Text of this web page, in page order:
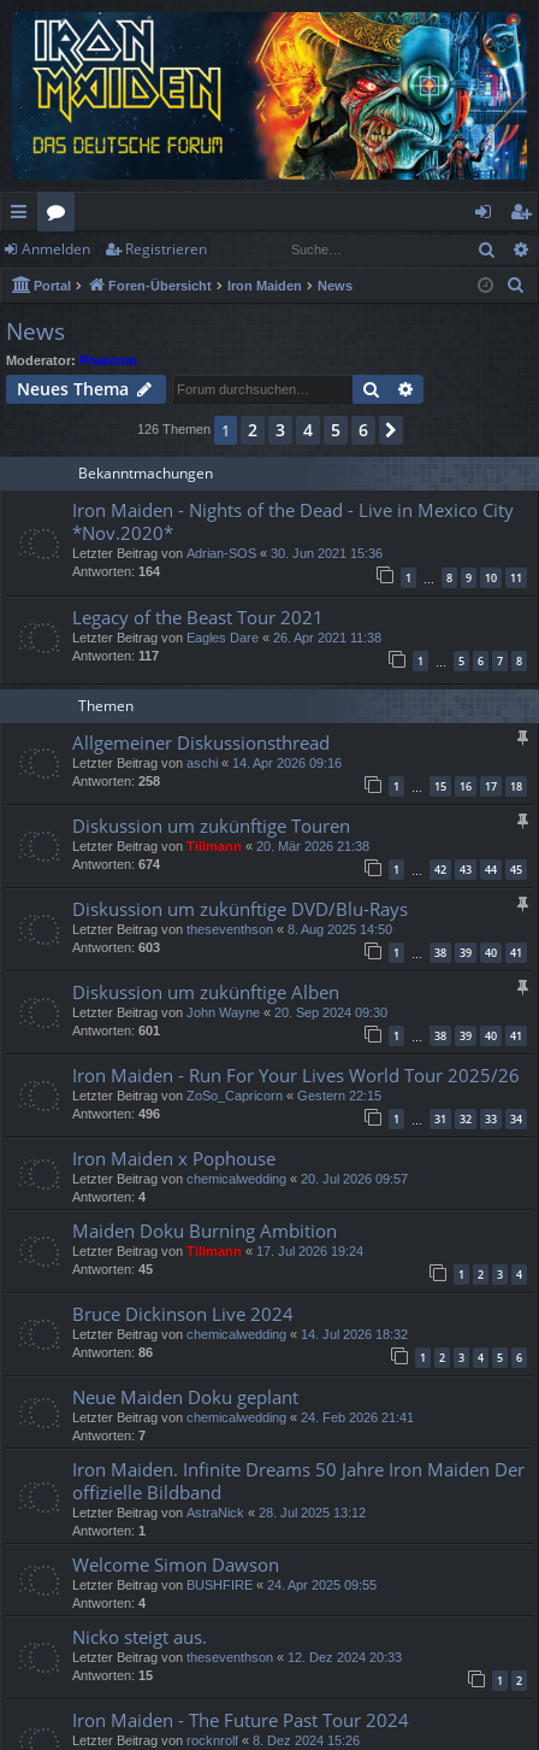
ch
ne
llz
ug
rif
or
en
n
m
eg
ist
Anmelden Registrieren
Portal Foren-Übersicht Iron Maiden News
News
Moderator: Phantom
Neues Thema Suche
126 Themen 1 2 3 4 5 6
Bekanntmachungen
Iron Maiden - Nights of the Dead - Live in Mexico City
*Nov.2020*
Letzter Beitrag von Adrian-SOS « 30. Jun 2021 15:36
Antworten: 164 1 8 9 10 11
Legacy of the Beast Tour 2021
Letzter Beitrag von Eagles Dare « 26. Apr 2021 11:38
Antworten: 117 1 5 6 7 8
Themen
Allgemeiner Diskussionsthread
Letzter Beitrag von aschi « 14. Apr 2026 09:16
Antworten: 258 1 15 16 17 18
Diskussion um zukünftige Touren
Letzter Beitrag von Tillmann « 20. Mär 2026 21:38
Antworten: 674 1 42 43 44 45
Diskussion um zukünftige DVD/Blu-Rays
Letzter Beitrag von theseventhson « 8. Aug 2025 14:50
Antworten: 603 1 38 39 40 41
Diskussion um zukünftige Alben
Letzter Beitrag von John Wayne « 20. Sep 2024 09:30
Antworten: 601 1 … 38 39 40 41
Iron Maiden - Run For Your Lives World Tour 2025/26
Letzter Beitrag von ZoSo_Capricorn « Gestern 22:15
Antworten: 496 1 … 31 32 33 34
Iron Maiden x Pophouse
Letzter Beitrag von chemicalwedding « 20. Jul 2026 09:57
Antworten: 4
Maiden Doku Burning Ambition
Letzter Beitrag von Tillmann « 17. Jul 2026 19:24
Antworten: 45 1 2 3 4
Bruce Dickinson Live 2024
Letzter Beitrag von chemicalwedding « 14. Jul 2026 18:32
Antworten: 86 1 2 3 4 5 6
Neue Maiden Doku geplant
Letzter Beitrag von chemicalwedding « 24. Feb 2026 21:41
Antworten: 7
Iron Maiden. Infinite Dreams 50 Jahre Iron Maiden Der
offizielle Bildband
Letzter Beitrag von AstraNick « 28. Jul 2025 13:12
Antworten: 1
Welcome Simon Dawson
Letzter Beitrag von BUSHFIRE « 24. Apr 2025 09:55
Antworten: 4
Nicko steigt aus.
Letzter Beitrag von theseventhson « 12. Dez 2024 20:33
Antworten: 15 1 2
Iron Maiden - The Future Past Tour 2024
Letzter Beitrag von rocknrolf « 8. Dez 2024 15:26